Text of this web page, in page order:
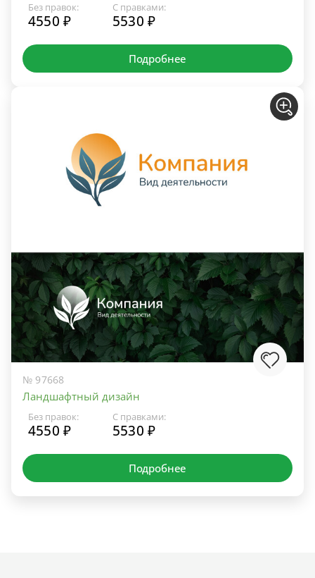
Без правок:
4550 ₽
С правками:
5530 ₽
Подробнее
№ 97668
Ландшафтный дизайн
Без правок:
4550 ₽
С правками:
5530 ₽
Подробнее